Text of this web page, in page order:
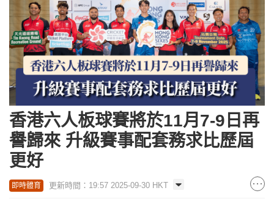
香港六人板球賽將於11月7-9日再
譽歸來 升級賽事配套務求比歷屆
更好
即時體育 更新時間：19:57 2025-09-30 HKT